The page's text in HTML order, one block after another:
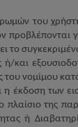
του
το
και
του νομίμου
έκδοση των
πλαίσιο της
ή